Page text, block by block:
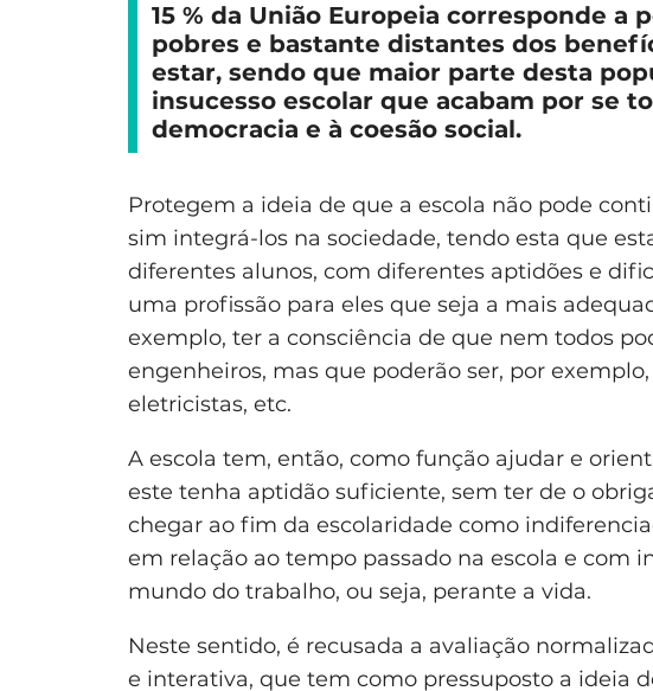
15 % da União Europeia corresponde a
pobres e bastante distantes dos
estar, sendo que maior parte desta
insucesso escolar que acabam por se
democracia e à coesão social.
Protegem a ideia de que a escola não pode
sim integrá-los na sociedade, tendo esta que
diferentes alunos, com diferentes aptidões e
uma profissão para eles que seja a mais
exemplo, ter a consciência de que nem todos
engenheiros, mas que poderão ser, por
eletricistas, etc.
A escola tem, então, como função ajudar e
este tenha aptidão suficiente, sem ter de o
chegar ao fim da escolaridade como
em relação ao tempo passado na escola e com
mundo do trabalho, ou seja, perante a vida.
Neste sentido, é recusada a avaliação
e interativa, que tem como pressuposto a ideia